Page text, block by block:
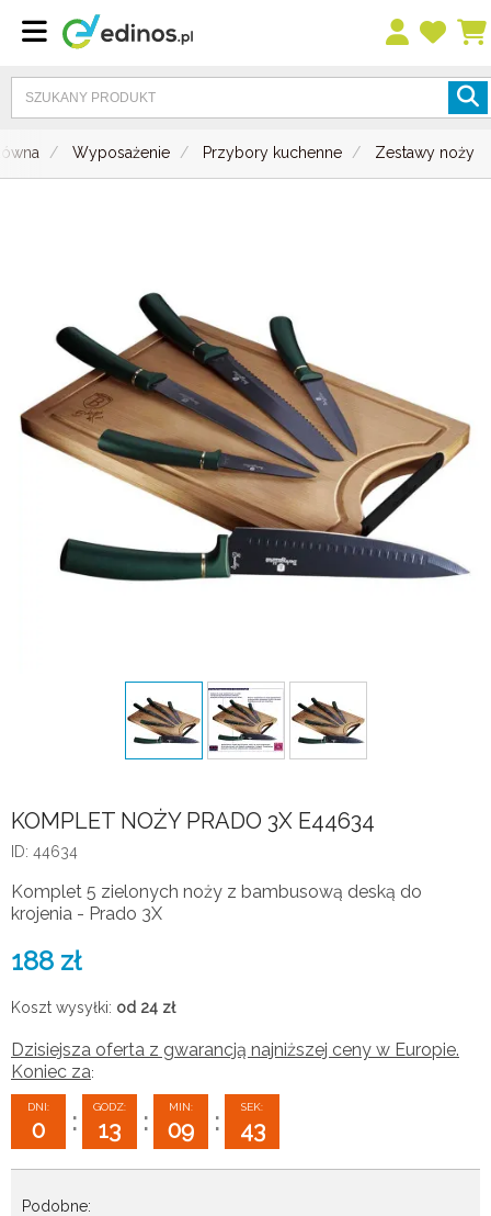
Wyposażenie Przybory kuchenne Zestawy noży
KOMPLET NOŻY PRADO 3X E44634
ID: 44634
Komplet 5 zielonych noży z bambusową deską do
krojenia - Prado 3X
188 zł
Koszt wysyłki: od 24 zł
Dzisiejsza oferta z gwarancją najniższej ceny w Europie.
Koniec za:
DNI:
0 :
GODZ:
13 :
MIN:
09 :
SEK:
42
Podobne: